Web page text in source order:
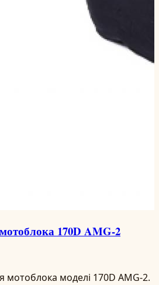
170D AMG-2
мотоблока моделі 170D AMG-2.